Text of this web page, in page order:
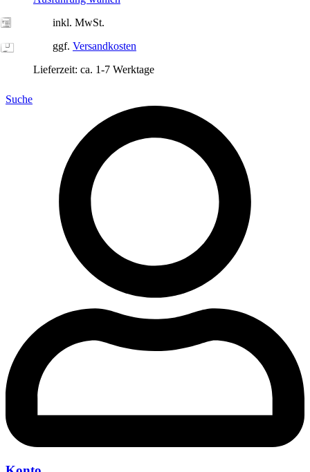
inkl. MwSt.
ggf. Versandkosten
Lieferzeit: ca. 1-7 Werktage
Suche